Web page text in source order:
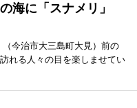
海に「スナメリ」
今治市大三島町大見）前の
れる人々の目を楽しませてい